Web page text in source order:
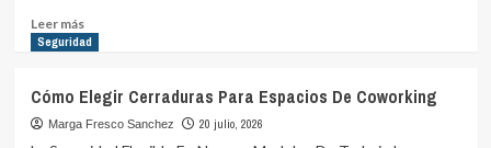
Leer másLeer
más
doméstica
mediante
Seguridad
Cómo Elegir Cerraduras Para Espacios De Coworking
Marga Fresco Sanchez 20 julio, 2026